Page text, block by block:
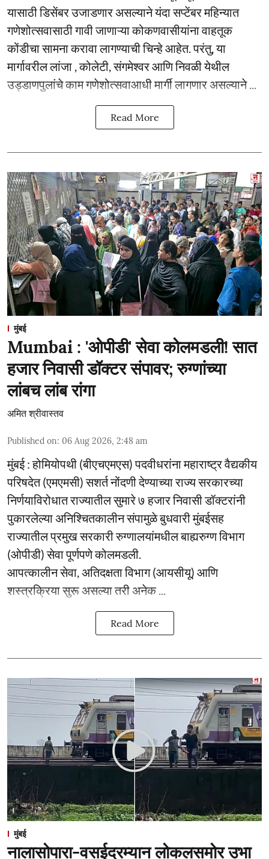
यासाठी डिसेंबर उजाडणार असल्याने यंदा सप्टेंबर महिन्यात
गणेशोत्सवासाठी गावी जाणाऱ्या कोकणवासीयांना वाहतूक
कोंडीचा सामना करावा लागण्याची चिन्हे आहेत. परंतु, या
मार्गावरील लांजा , कोलेटी, संगमेश्वर आणि निवळी येथील
उड्डाणपुलांचे काम गणेशोत्सवाआधी मार्गी लागणार असल्याने ...
Read More
मुंबई
Mumbai : 'ओपीडी' सेवा कोलमडली! सात
हजार निवासी डॉक्टर संपावर; रुग्णांच्या
लांबच लांब रांगा
अमित श्रीवास्तव
Published on: 06 Aug 2026, 2:48 am
मुंबई : होमियोपथी (बीएचएमएस) पदवीधरांना महाराष्ट्र वैद्यकीय
परिषदेत (एमएमसी) सशर्त नोंदणी देण्याच्या राज्य सरकारच्या
निर्णयाविरोधात राज्यातील सुमारे ७ हजार निवासी डॉक्टरांनी
पुकारलेल्या अनिश्चितकालीन संपामुळे बुधवारी मुंबईसह
राज्यातील प्रमुख सरकारी रुग्णालयांमधील बाह्यरुग्ण विभाग
(ओपीडी) सेवा पूर्णपणे कोलमडली.
आपत्कालीन सेवा, अतिदक्षता विभाग (आयसीयू) आणि
शस्त्रक्रिया सुरू असल्या तरी अनेक ...
Read More
मुंबई
नालासोपारा-वसईदरम्यान लोकलसमोर उभा